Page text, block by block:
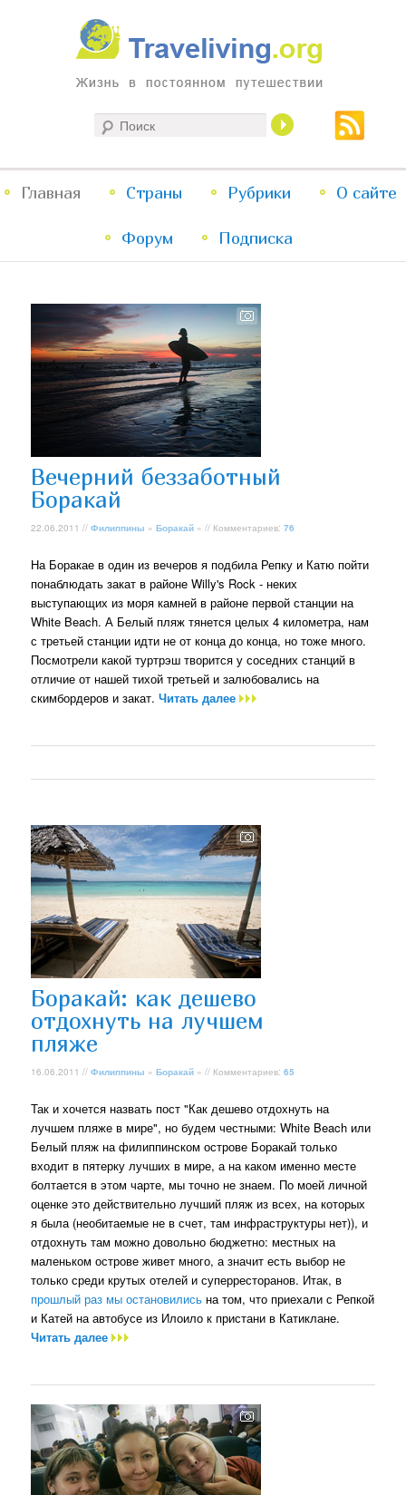
Traveliving
Жизнь в постоянном путешествии
меню
Перейти
к
содержимому
Перейти
к
содержимому
Главная Страны Рубрики О сайте
Форум Подписка
Вечерний беззаботный
Боракай
22.06.2011 //Филиппины »Боракай » // Комментариев:76
На Боракае в один из вечеров я подбила Репку и Катю пойти
понаблюдать закат в районе Willy's Rock - неких
выступающих из моря камней в районе первой станции на
White Beach. А Белый пляж тянется целых 4 километра, нам
с третьей станции идти не от конца до конца, но тоже много.
Посмотрели какой туртрэш творится у соседних станций в
отличие от нашей тихой третьей и залюбовались на
скимбордеров и закат.Читать далее
Боракай: как дешево
отдохнуть на лучшем
пляже
16.06.2011 //Филиппины »Боракай » // Комментариев:65
Так и хочется назвать пост "Как дешево отдохнуть на
лучшем пляже в мире", но будем честными: White Beach или
Белый пляж на филиппинском острове Боракай только
входит в пятерку лучших в мире, а на каком именно месте
болтается в этом чарте, мы точно не знаем. По моей личной
оценке это действительно лучший пляж из всех, на которых
я была (необитаемые не в счет, там инфраструктуры нет)), и
отдохнуть там можно довольно бюджетно: местных на
маленьком острове живет много, а значит есть выбор не
только среди крутых отелей и суперресторанов. Итак, в
прошлый раз мы остановились на том, что приехали с Репкой
и Катей на автобусе из Илоило к пристани в Катиклане.
Читать далее